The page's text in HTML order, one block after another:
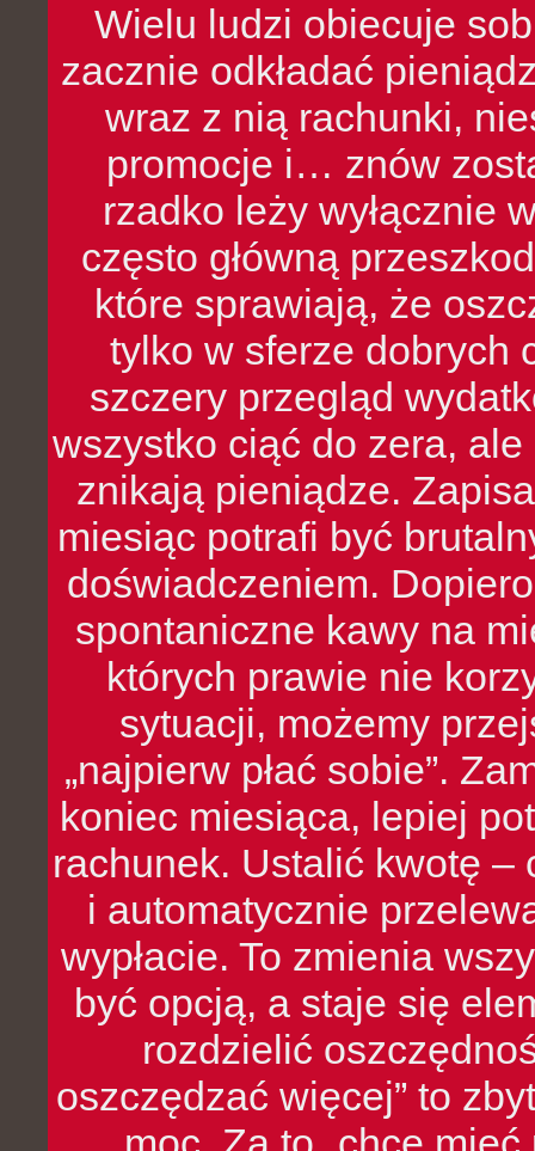
Wielu ludzi obiecuje
zacznie odkładać
wraz z nią rachunki,
promocje i… znów
rzadko leży wyłącznie
często główną
które sprawiają, że
tylko w sferze dobrych
szczery przegląd
wszystko ciąć do zera,
znikają pieniądze.
miesiąc potrafi być
doświadczeniem.
spontaniczne kawy na
których prawie nie
sytuacji, możemy
„najpierw płać sobie”.
koniec miesiąca, lepiej
rachunek. Ustalić kwotę
i automatycznie
wypłacie. To zmienia
być opcją, a staje się
rozdzielić
oszczędzać więcej” to